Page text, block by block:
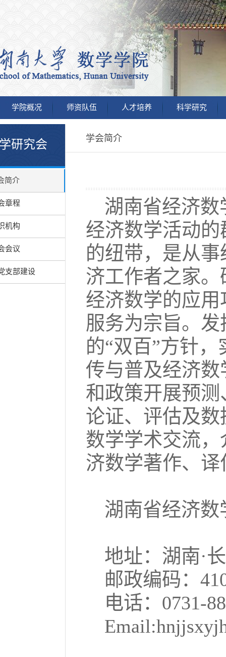
学院概况 师资队伍 人才培养 科学研究
研究会
简介
章程
机构
会议
支部建设
学会简介
湖南省经济
经济数学活动
的纽带，是从
济工作者之家
经济数学的应
服务为宗旨。
的“双百”方针，
传与普及经济
和政策开展预
论证、评估及
数学学术交流
济数学著作、
湖南省经济
地址：湖南·
邮政编码：
电话： 0731-88